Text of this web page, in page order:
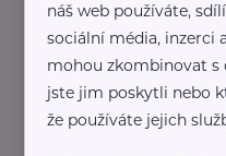
kolektiv TAK i TAK
Školní 378 Senohraby
náš web používáte,
sociální média, inzerci
mohou zkombinovat
jste jim poskytli nebo
že používáte jejich